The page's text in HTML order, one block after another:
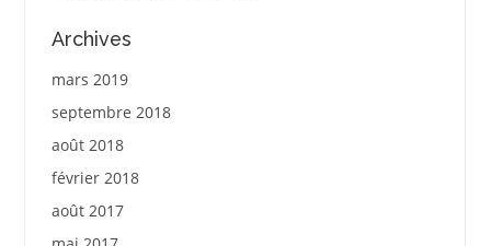
Archives
mars 2019
septembre 2018
août 2018
février 2018
août 2017